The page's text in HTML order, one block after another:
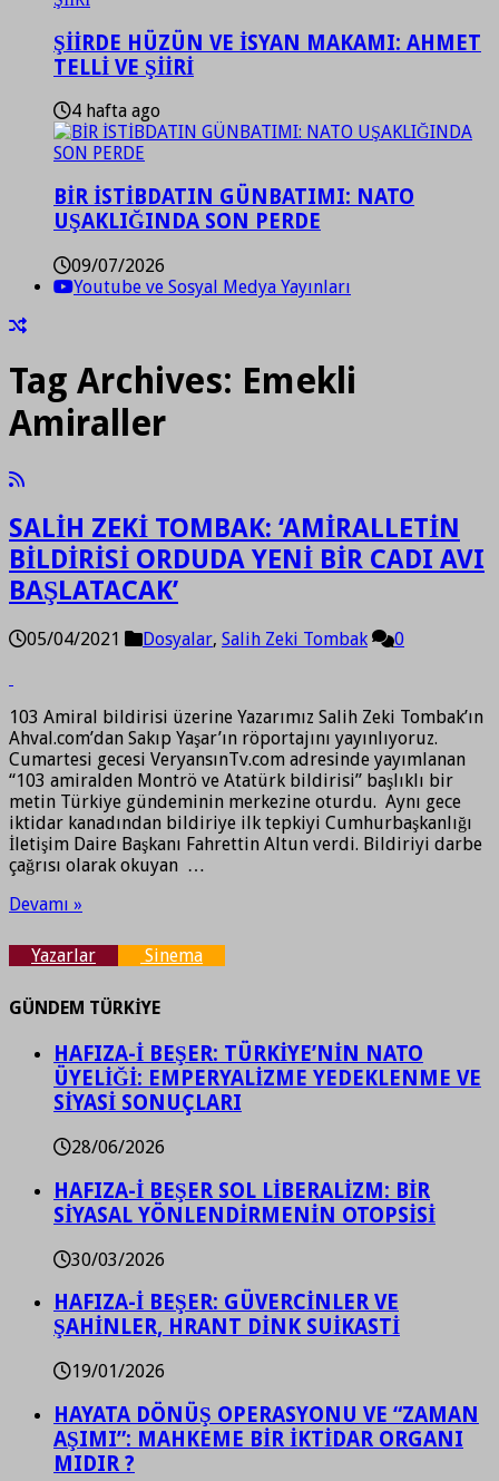
ŞİİRDE HÜZÜN VE İSYAN MAKAMI: AHMET
TELLİ VE ŞİİRİ
4 hafta ago
BİR İSTİBDATIN GÜNBATIMI: NATO
UŞAKLIĞINDA SON PERDE
09/07/2026
Youtube ve Sosyal Medya Yayınları
Tag Archives: Emekli
Amiraller
SALİH ZEKİ TOMBAK: ‘AMİRALLETİN
BİLDİRİSİ ORDUDA YENİ BİR CADI AVI
BAŞLATACAK’
05/04/2021 Dosyalar, Salih Zeki Tombak 0
103 Amiral bildirisi üzerine Yazarımız Salih Zeki Tombak’ın
Ahval.com’dan Sakıp Yaşar’ın röportajını yayınlıyoruz.
Cumartesi gecesi VeryansınTv.com adresinde yayımlanan
“103 amiralden Montrö ve Atatürk bildirisi” başlıklı bir
metin Türkiye gündeminin merkezine oturdu. Aynı gece
iktidar kanadından bildiriye ilk tepkiyi Cumhurbaşkanlığı
İletişim Daire Başkanı Fahrettin Altun verdi. Bildiriyi darbe
çağrısı olarak okuyan …
Devamı »
Yazarlar Sinema
GÜNDEM TÜRKİYE
HAFIZA-İ BEŞER: TÜRKİYE’NİN NATO
ÜYELİĞİ: EMPERYALİZME YEDEKLENME VE
SİYASİ SONUÇLARI
28/06/2026
HAFIZA-İ BEŞER SOL LİBERALİZM: BİR
SİYASAL YÖNLENDİRMENİN OTOPSİSİ
30/03/2026
HAFIZA-İ BEŞER: GÜVERCİNLER VE
ŞAHİNLER, HRANT DİNK SUİKASTİ
19/01/2026
HAYATA DÖNÜŞ OPERASYONU VE “ZAMAN
AŞIMI”: MAHKEME BİR İKTİDAR ORGANI
MIDIR ?